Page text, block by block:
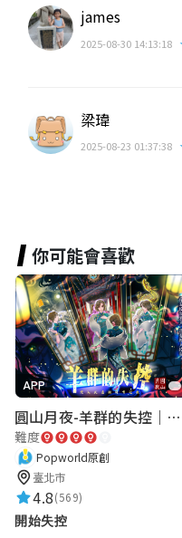
james
2025-08-30 14:13:18
梁瑋
2025-08-23 01:37:38
你可能會喜歡
APP
圓山月夜-羊群的失控｜圓山飯店 ARG實境解謎遊戲
難度
Popworld原創
臺北市
4.8(569)
開始失控